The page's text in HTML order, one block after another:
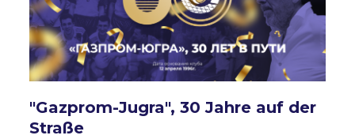
"Gazprom-Jugra", 30 Jahre auf der
Straße